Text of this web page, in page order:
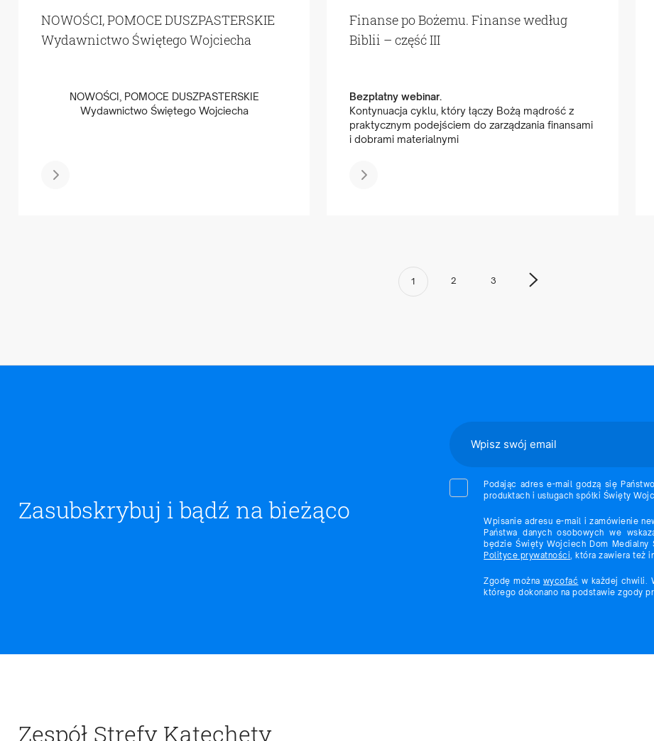
NOWOŚCI, POMOCE DUSZPASTERSKIE
Wydawnictwo Świętego Wojciecha
NOWOŚCI, POMOCE DUSZPASTERSKIE
Wydawnictwo Świętego Wojciecha
Finanse po Bożemu. Finanse według
Biblii – część III
Bezpłatny webinar.
Kontynuacja cyklu, który łączy Bożą mądrość z
praktycznym podejściem do zarządzania finansami
i dobrami materialnymi
1 2 3
Zasubskrybuj i bądź na bieżąco
Podając adres e-mail godzą się
produktach i usługach spółki Święty
Wpisanie adresu e-mail i zamówienie
Państwa danych osobowych we
będzie Święty Wojciech Dom Medialny
Polityce prywatności, która zawiera też
Zgodę można wycofać w każdej chwili.
którego dokonano na podstawie zgody
Zespół Strefy Katechety